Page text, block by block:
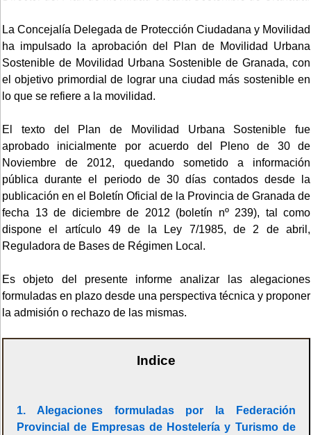
La Concejalía Delegada de Protección Ciudadana y Movilidad
ha impulsado la aprobación del Plan de Movilidad Urbana
Sostenible de Movilidad Urbana Sostenible de Granada, con
el objetivo primordial de lograr una ciudad más sostenible en
lo que se refiere a la movilidad.
El texto del Plan de Movilidad Urbana Sostenible fue
aprobado inicialmente por acuerdo del Pleno de 30 de
Noviembre de 2012, quedando sometido a información
pública durante el periodo de 30 días contados desde la
publicación en el Boletín Oficial de la Provincia de Granada de
fecha 13 de diciembre de 2012 (boletín nº 239), tal como
dispone el artículo 49 de la Ley 7/1985, de 2 de abril,
Reguladora de Bases de Régimen Local.
Es objeto del presente informe analizar las alegaciones
formuladas en plazo desde una perspectiva técnica y proponer
la admisión o rechazo de las mismas.
Indice
1. Alegaciones formuladas por la Federación
Provincial de Empresas de Hostelería y Turismo de